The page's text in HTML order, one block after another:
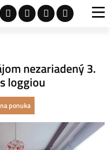
nezariadený 3.
loggiou
ponuka